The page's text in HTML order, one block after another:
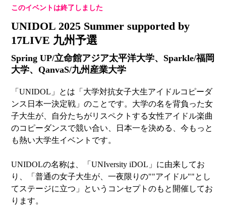
このイベントは終了しました
UNIDOL 2025 Summer supported by
17LIVE 九州予選
Spring UP/立命館アジア太平洋大学、Sparkle/福岡
大学、QanvaS/九州産業大学
「UNIDOL」とは「大学対抗女子大生アイドルコピーダ
ンス日本一決定戦」のことです。大学の名を背負った女
子大生が、自分たちがリスペクトする女性アイドル楽曲
のコピーダンスで競い合い、日本一を決める、今もっと
も熱い⼤学⽣イベントです。
UNIDOLの名称は、「UNIversity iDOL」に由来してお
り、「普通の⼥⼦⼤⽣が、一夜限りの""アイドル""とし
てステージに⽴つ」というコンセプトのもと開催してお
ります。